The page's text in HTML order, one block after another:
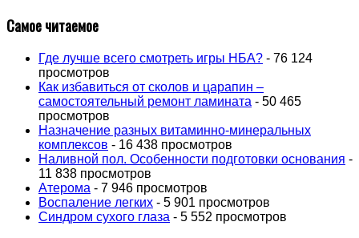
Самое читаемое
Где лучше всего смотреть игры НБА? - 76 124
просмотров
Как избавиться от сколов и царапин –
самостоятельный ремонт ламината - 50 465
просмотров
Назначение разных витаминно-минеральных
комплексов - 16 438 просмотров
Наливной пол. Особенности подготовки основания -
11 838 просмотров
Атерома - 7 946 просмотров
Воспаление легких - 5 901 просмотров
Синдром сухого глаза - 5 552 просмотров